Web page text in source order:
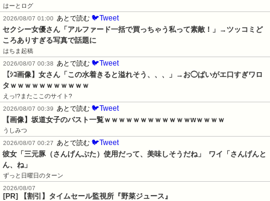
はーとログ
2026/08/07 01:00
あとで読む 🐦Tweet
セクシー女優さん「アルファード一括で買っちゃう私って素敵！」→ツッコミど
ころありすぎる写真で話題に
はちま起稿
2026/08/07 00:38
あとで読む 🐦Tweet
【ｼｺ画像】女さん「この水着きると溢れそう、、、」→お◯ぱいがエ口すぎワロ
タｗｗｗｗｗｗｗｗｗｗｗ
えっ!?またここのサイト?
2026/08/07 00:39
あとで読む 🐦Tweet
【画像】坂道女子のバスト一覧ｗｗｗｗｗｗｗｗｗｗｗｗwｗｗｗｗ
うしみつ
2026/08/07 00:27
あとで読む 🐦Tweet
彼女「三元豚（さんげんぶた）使用だって、美味しそうだね」  ワイ「さんげんと
ん、ね」
ずっと日曜日のターン
2026/08/07
[PR] 【割引】タイムセール監視所『野菜ジュース』